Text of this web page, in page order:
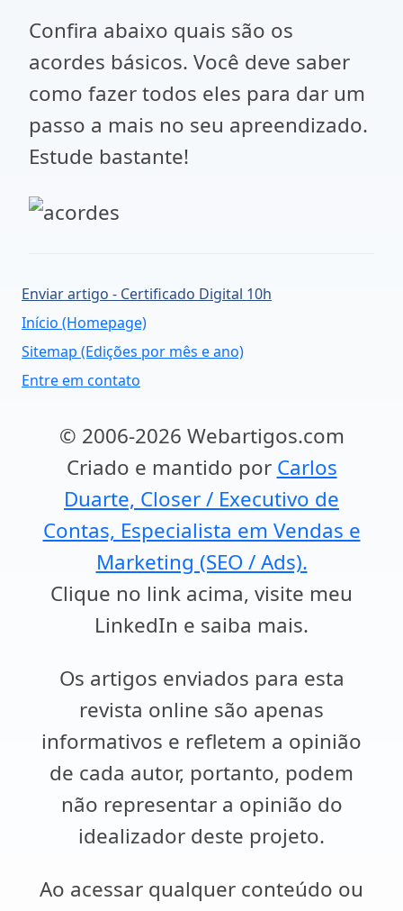
Confira abaixo quais são os
acordes básicos. Você deve saber
como fazer todos eles para dar um
passo a mais no seu apreendizado.
Estude bastante!
Enviar artigo - Certificado Digital 10h
Início (Homepage)
Sitemap (Edições por mês e ano)
Entre em contato
© 2006-2026 Webartigos.com
Criado e mantido por Carlos
Duarte, Closer / Executivo de
Contas, Especialista em Vendas e
Marketing (SEO / Ads).
Clique no link acima, visite meu
LinkedIn e saiba mais.
Os artigos enviados para esta
revista online são apenas
informativos e refletem a opinião
de cada autor, portanto, podem
não representar a opinião do
idealizador deste projeto.
Ao acessar qualquer conteúdo ou